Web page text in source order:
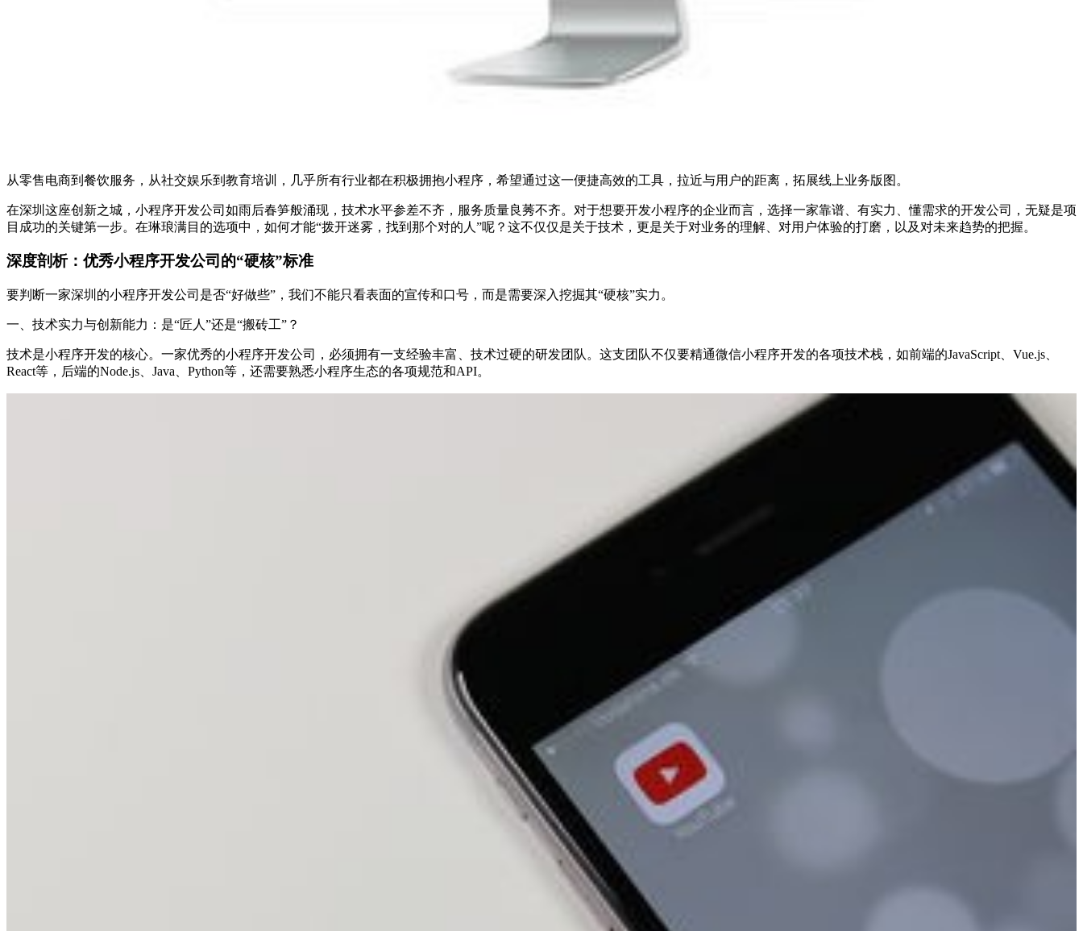
从零售电商到餐饮服务，从社交娱乐到教育培训，几乎所有行业都在积极拥抱小程序，希望通过这一便捷高效的工具，拉近与用户的距离，拓展线上业务版图。
在深圳这座创新之城，小程序开发公司如雨后春笋般涌现，技术水平参差不齐，服务质量良莠不齐。对于想要开发小程序的企业而言，选择一家靠谱、有实力、懂需求的开发公司，无疑是项
目成功的关键第一步。在琳琅满目的选项中，如何才能“拨开迷雾，找到那个对的人”呢？这不仅仅是关于技术，更是关于对业务的理解、对用户体验的打磨，以及对未来趋势的把握。
深度剖析：优秀小程序开发公司的“硬核”标准
要判断一家深圳的小程序开发公司是否“好做些”，我们不能只看表面的宣传和口号，而是需要深入挖掘其“硬核”实力。
一、技术实力与创新能力：是“匠人”还是“搬砖工”？
技术是小程序开发的核心。一家优秀的小程序开发公司，必须拥有一支经验丰富、技术过硬的研发团队。这支团队不仅要精通微信小程序开发的各项技术栈，如前端的JavaScript、Vue.js、
React等，后端的Node.js、Java、Python等，还需要熟悉小程序生态的各项规范和API。